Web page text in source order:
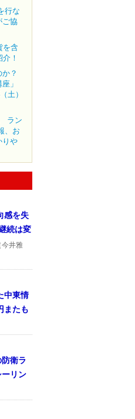
行な
ご協
を含
！
？
」
土）
ラン
、お
りや
感を失
続は変
今井雅
中東情
またも
衛ラ
リン